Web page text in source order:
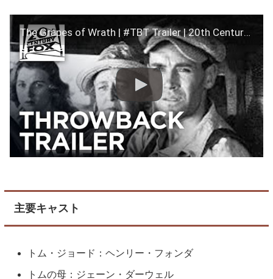
The Grapes of Wrath | #TBT Trailer | 20th Century FOX
主要キャスト
トム・ジョード：ヘンリー・フォンダ
トムの母：ジェーン・ダーウェル